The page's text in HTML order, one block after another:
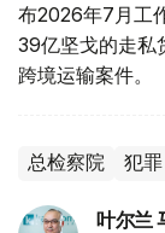
布2026年7月工
39亿坚戈的走私
跨境运输案件。
总检察院 犯罪
叶尔兰